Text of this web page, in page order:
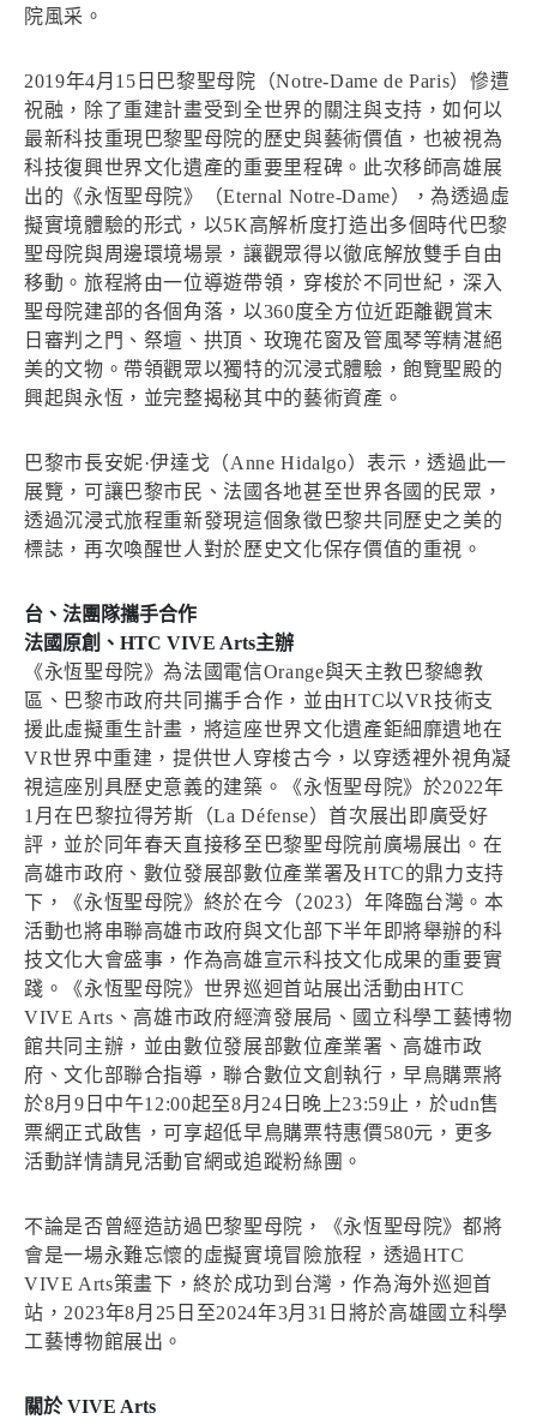
院風采。
2019年4月15日巴黎聖母院（Notre-Dame de Paris）慘遭
祝融，除了重建計畫受到全世界的關注與支持，如何以
最新科技重現巴黎聖母院的歷史與藝術價值，也被視為
科技復興世界文化遺產的重要里程碑。此次移師高雄展
出的《永恆聖母院》（Eternal Notre-Dame），為透過虛
擬實境體驗的形式，以5K高解析度打造出多個時代巴黎
聖母院與周邊環境場景，讓觀眾得以徹底解放雙手自由
移動。旅程將由一位導遊帶領，穿梭於不同世紀，深入
聖母院建部的各個角落，以360度全方位近距離觀賞末
日審判之門、祭壇、拱頂、玫瑰花窗及管風琴等精湛絕
美的文物。帶領觀眾以獨特的沉浸式體驗，飽覽聖殿的
興起與永恆，並完整揭秘其中的藝術資產。
巴黎市長安妮·伊達戈（Anne Hidalgo）表示，透過此一
展覽，可讓巴黎市民、法國各地甚至世界各國的民眾，
透過沉浸式旅程重新發現這個象徵巴黎共同歷史之美的
標誌，再次喚醒世人對於歷史文化保存價值的重視。
台、法團隊攜手合作
法國原創、HTC VIVE Arts主辦
《永恆聖母院》為法國電信Orange與天主教巴黎總教
區、巴黎市政府共同攜手合作，並由HTC以VR技術支
援此虛擬重生計畫，將這座世界文化遺產鉅細靡遺地在
VR世界中重建，提供世人穿梭古今，以穿透裡外視角凝
視這座別具歷史意義的建築。《永恆聖母院》於2022年
1月在巴黎拉得芳斯（La Défense）首次展出即廣受好
評，並於同年春天直接移至巴黎聖母院前廣場展出。在
高雄市政府、數位發展部數位產業署及HTC的鼎力支持
下，《永恆聖母院》終於在今（2023）年降臨台灣。本
活動也將串聯高雄市政府與文化部下半年即將舉辦的科
技文化大會盛事，作為高雄宣示科技文化成果的重要實
踐。《永恆聖母院》世界巡迴首站展出活動由HTC
VIVE Arts、高雄市政府經濟發展局、國立科學工藝博物
館共同主辦，並由數位發展部數位產業署、高雄市政
府、文化部聯合指導，聯合數位文創執行，早鳥購票將
於8月9日中午12:00起至8月24日晚上23:59止，於udn售
票網正式啟售，可享超低早鳥購票特惠價580元，更多
活動詳情請見活動官網或追蹤粉絲團。
不論是否曾經造訪過巴黎聖母院，《永恆聖母院》都將
會是一場永難忘懷的虛擬實境冒險旅程，透過HTC
VIVE Arts策畫下，終於成功到台灣，作為海外巡迴首
站，2023年8月25日至2024年3月31日將於高雄國立科學
工藝博物館展出。
關於 VIVE Arts